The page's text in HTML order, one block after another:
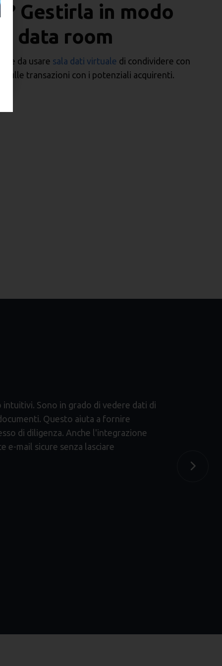
Gestirla in modo
data room
da usare sala dati virtuale di condividere con
sulle transazioni con i potenziali acquirenti.
Sono in grado di vedere dati di
Questo aiuta a fornire
di diligenza. Anche l'integrazione
e-mail sicure senza lasciare